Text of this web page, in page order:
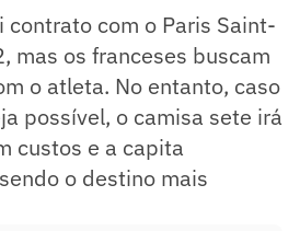
contrato com o Paris Saint-
mas os franceses buscam
o atleta. No entanto, caso
possível, o camisa sete irá
custos e a capita
o destino mais